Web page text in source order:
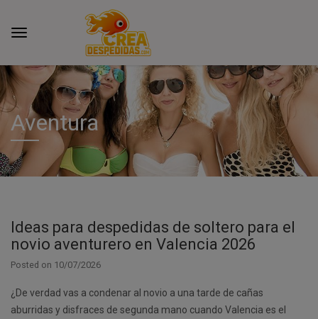
Aventura
Ideas para despedidas de soltero para el
novio aventurero en Valencia 2026
Posted on 10/07/2026
¿De verdad vas a condenar al novio a una tarde de cañas
aburridas y disfraces de segunda mano cuando Valencia es el